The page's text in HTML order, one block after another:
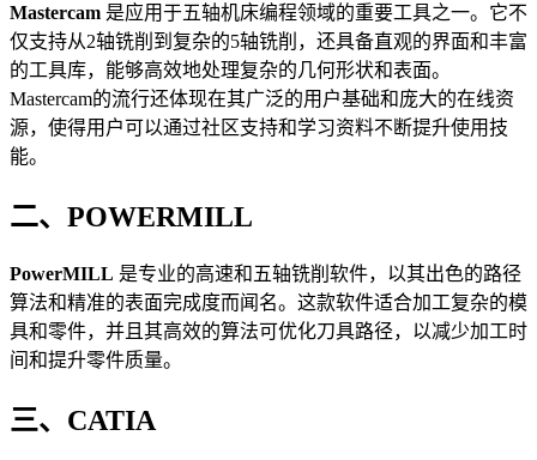
Mastercam 是应用于五轴机床编程领域的重要工具之一。它不
仅支持从2轴铣削到复杂的5轴铣削，还具备直观的界面和丰富
的工具库，能够高效地处理复杂的几何形状和表面。
Mastercam的流行还体现在其广泛的用户基础和庞大的在线资
源，使得用户可以通过社区支持和学习资料不断提升使用技
能。
二、POWERMILL
PowerMILL 是专业的高速和五轴铣削软件，以其出色的路径
算法和精准的表面完成度而闻名。这款软件适合加工复杂的模
具和零件，并且其高效的算法可优化刀具路径，以减少加工时
间和提升零件质量。
三、CATIA